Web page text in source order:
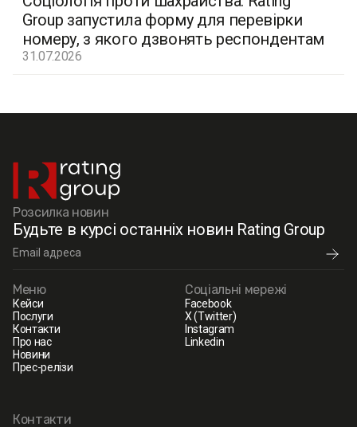
Group запустила форму для перевірки
номеру, з якого дзвонять респондентам
31.07.2026
Розсилка новин
Будьте в курсі останніх новин Rating Group
Меню
Кейси
Послуги
Контакти
Про нас
Новини
Прес-релізи
Соціальні мережі
Facebook
X (Twitter)
Instagram
Linkedin
Контакти